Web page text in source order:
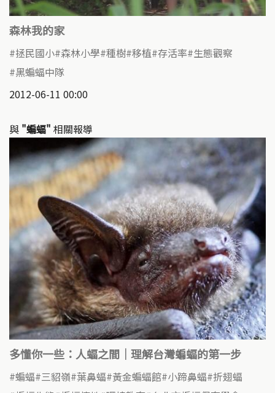
森林我的家
拯民國小 森林小學 種樹 移植 存活率 生態觀察
黑蝙蝠中隊
2012-06-11 00:00
與 "蝙蝠" 相關報導
多懂你一些：人蝠之間｜理解台灣蝙蝠的第一步
蝙蝠 三貂嶺 葉鼻蝠 黃金蝙蝠館 小蹄鼻蝠 折翅蝠